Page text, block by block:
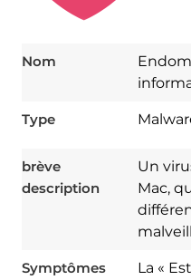
Nom
Type
brève
description
Un
Mac,
Symptômes
La «